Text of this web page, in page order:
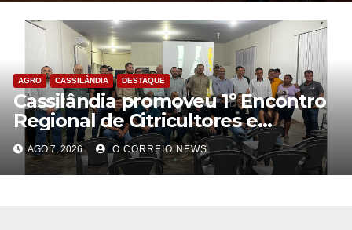
AGRO CASSILÂNDIA DESTAQUE
Cassilândia promoveu 1º Encontro
Regional de Citricultores e
fortalece o desenvolvimento da
citricultura
AGO 7, 2026 O CORREIO NEWS